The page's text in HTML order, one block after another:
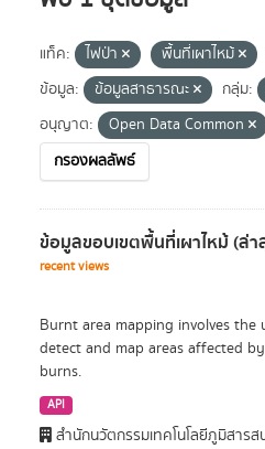
แท็ค: ไฟป่า พื้นที่เผาไหม้
ข้อมูล:
ข้อมูลสาธารณะ กลุ่ม:
อนุญาต:
Open Data Common
กรองผลลัพธ์
ข้อมูลขอบเขตพื้นที่เผาไหม้ (ล่
recent views
Burnt area mapping involves the
detect and map areas affected
burns.
API
สำนักนวัตกรรมเทคโนโลยีภูมิสารส